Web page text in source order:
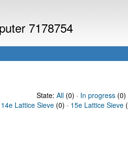
7178754
State: All(0) · In progress(0)
14e Lattice Sieve (0) · 15e Lattice Sieve